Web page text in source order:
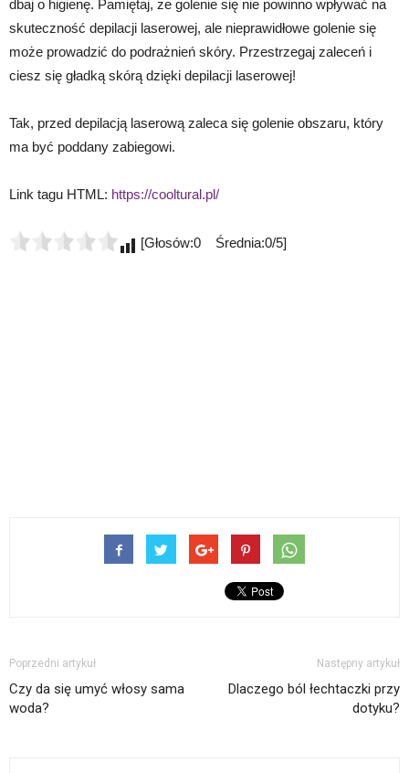
dbaj o higienę. Pamiętaj, że golenie się nie powinno wpływać na
skuteczność depilacji laserowej, ale nieprawidłowe golenie się
może prowadzić do podrażnień skóry. Przestrzegaj zaleceń i
ciesz się gładką skórą dzięki depilacji laserowej!
Tak, przed depilacją laserową zaleca się golenie obszaru, który
ma być poddany zabiegowi.
Link tagu HTML: https://cooltural.pl/
[Głosów:0 Średnia:0/5]
Poprzedni artykuł
Czy da się umyć włosy sama
woda?
Następny artykuł
Dlaczego ból łechtaczki przy
dotyku?